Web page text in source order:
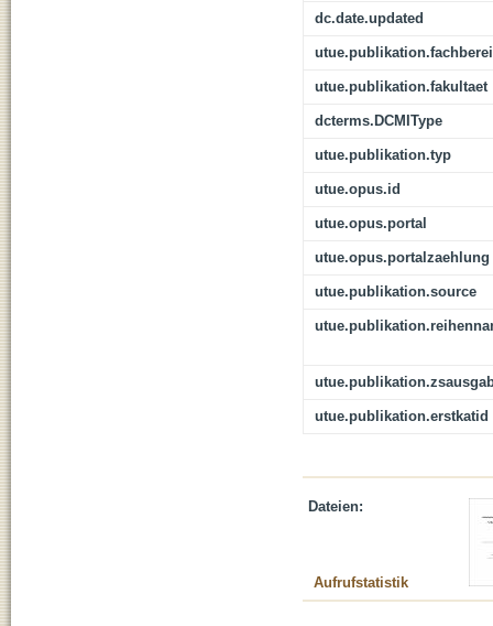
dc.date.updated
utue.publikation.fakultaet
dcterms.DCMIType
utue.publikation.typ
utue.opus.id
utue.opus.portal
utue.opus.portalzaehlung
utue.publikation.source
utue.publikation.erstkatid
Dateien:
Aufrufstatistik